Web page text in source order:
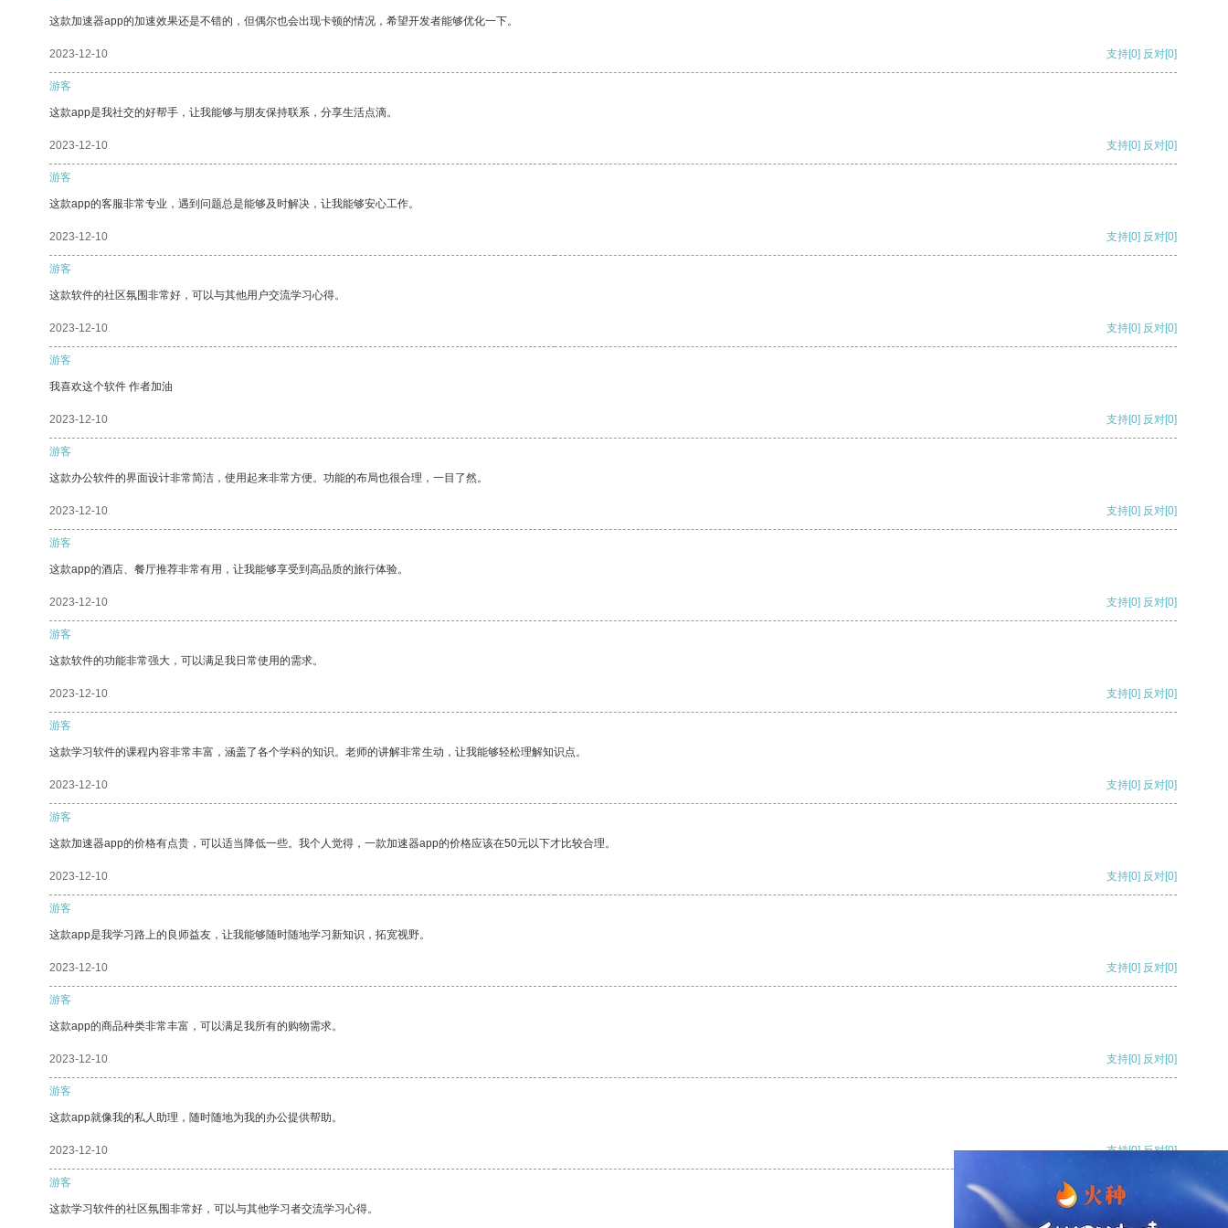
这款加速器app的加速效果还是不错的，但偶尔也会出现卡顿的情况，希望开发者能够优化一下。
2023-12-10 支持[0] 反对[0]
游客
这款app是我社交的好帮手，让我能够与朋友保持联系，分享生活点滴。
2023-12-10 支持[0] 反对[0]
游客
这款app的客服非常专业，遇到问题总是能够及时解决，让我能够安心工作。
2023-12-10 支持[0] 反对[0]
游客
这款软件的社区氛围非常好，可以与其他用户交流学习心得。
2023-12-10 支持[0] 反对[0]
游客
我喜欢这个软件 作者加油
2023-12-10 支持[0] 反对[0]
游客
这款办公软件的界面设计非常简洁，使用起来非常方便。功能的布局也很合理，一目了然。
2023-12-10 支持[0] 反对[0]
游客
这款app的酒店、餐厅推荐非常有用，让我能够享受到高品质的旅行体验。
2023-12-10 支持[0] 反对[0]
游客
这款软件的功能非常强大，可以满足我日常使用的需求。
2023-12-10 支持[0] 反对[0]
游客
这款学习软件的课程内容非常丰富，涵盖了各个学科的知识。老师的讲解非常生动，让我能够轻松理解知识点。
2023-12-10 支持[0] 反对[0]
游客
这款加速器app的价格有点贵，可以适当降低一些。我个人觉得，一款加速器app的价格应该在50元以下才比较合理。
2023-12-10 支持[0] 反对[0]
游客
这款app是我学习路上的良师益友，让我能够随时随地学习新知识，拓宽视野。
2023-12-10 支持[0] 反对[0]
游客
这款app的商品种类非常丰富，可以满足我所有的购物需求。
2023-12-10 支持[0] 反对[0]
游客
这款app就像我的私人助理，随时随地为我的办公提供帮助。
2023-12-10 支持[0] 反对[0]
游客
这款学习软件的社区氛围非常好，可以与其他学习者交流学习心得。